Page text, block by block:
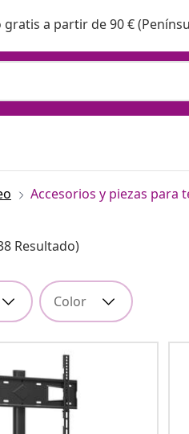
gratis a partir de 90 €
Accesorios y piezas para
Resultado)
Color